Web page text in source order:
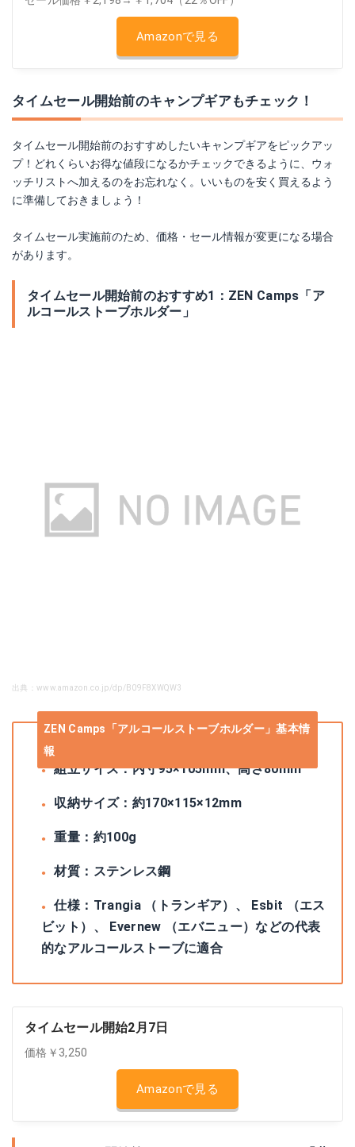
Amazonで見る
タイムセール開始前のキャンプギアもチェック！
タイムセール開始前のおすすめしたいキャンプギアをピックアッ
プ！どれくらいお得な値段になるかチェックできるように、ウォ
ッチリストへ加えるのをお忘れなく。いいものを安く買えるよう
に準備しておきましょう！
タイムセール実施前のため、価格・セール情報が変更になる場合
があります。
タイムセール開始前のおすすめ1：ZEN Camps「ア
ルコールストーブホルダー」
出典：www.amazon.co.jp/dp/B09F8XWQW3
ZEN Camps「アルコールストーブホルダー」基本情
報
組立サイズ：内寸95×105mm、高さ80mm
収納サイズ：約170×115×12mm
重量：約100g
材質：ステンレス鋼
仕様：Trangia （トランギア）、 Esbit （エス
ビット）、 Evernew （エバニュー）などの代表
的なアルコールストーブに適合
タイムセール開始2月7日
価格￥3,250
Amazonで見る